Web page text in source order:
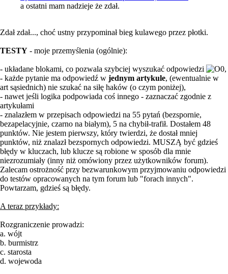
a ostatni mam nadzieje że zdał.
Zdał zdał..., choć ustny przypominał bieg kulawego przez płotki.
TESTY - moje przemyślenia (ogólnie):
- układane blokami, co pozwala szybciej wyszukać odpowiedzi
,
- każde pytanie ma odpowiedź w jednym artykule, (ewentualnie w
art sąsiednich) nie szukać na siłę haków (o czym poniżej),
- nawet jeśli logika podpowiada coś innego - zaznaczać zgodnie z
artykułami
- znalazłem w przepisach odpowiedzi na 55 pytań (bezspornie,
bezapelacyjnie, czarno na białym), 5 na chybił-trafił. Dostałem 48
punktów. Nie jestem pierwszy, który twierdzi, że dostał mniej
punktów, niż znalazł bezspornych odpowiedzi. MUSZĄ być gdzieś
błędy w kluczach, lub klucze są robione w sposób dla mnie
niezrozumiały (inny niż omówiony przez użytkowników forum).
Zalecam ostrożność przy bezwarunkowym przyjmowaniu odpowiedzi
do testów opracowanych na tym forum lub "forach innych".
Powtarzam, gdzieś są błędy.
A teraz przykłady:
Rozgraniczenie prowadzi:
a. wójt
b. burmistrz
c. starosta
d. wojewoda